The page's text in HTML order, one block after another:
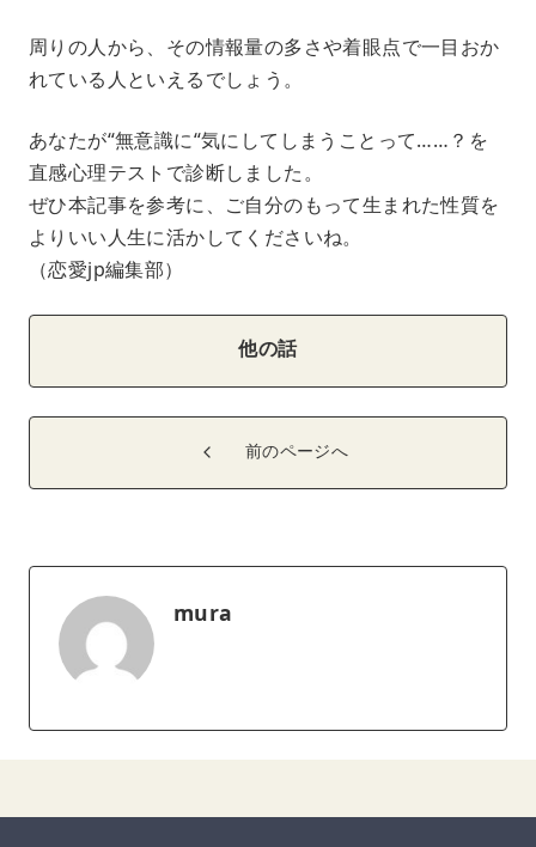
周りの人から、その情報量の多さや着眼点で一目おか
れている人といえるでしょう。
あなたが“無意識に“気にしてしまうことって……？を
直感心理テストで診断しました。
ぜひ本記事を参考に、ご自分のもって生まれた性質を
よりいい人生に活かしてくださいね。
（恋愛jp編集部）
他の話
前のページへ
mura